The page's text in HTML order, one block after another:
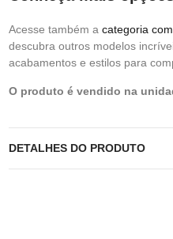
Acesse também a categoria
descubra outros modelos
acabamentos e estilos para
O produto é vendido na
DETALHES DO PRODUTO